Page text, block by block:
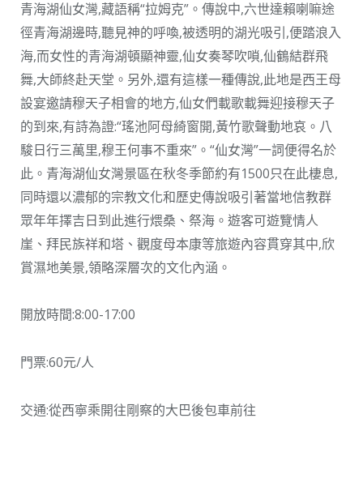
青海湖仙女灣,藏語稱“拉姆克”。傳說中,六世達賴喇嘛途
徑青海湖邊時,聽見神的呼喚,被透明的湖光吸引,便踏浪入
海,而女性的青海湖頓顯神靈,仙女奏琴吹嗩,仙鶴結群飛
舞,大師終赴天堂。另外,還有這樣一種傳說,此地是西王母
設宴邀請穆天子相會的地方,仙女們載歌載舞迎接穆天子
的到來,有詩為證:“瑤池阿母綺窗開,黃竹歌聲動地哀。八
駿日行三萬里,穆王何事不重來”。“仙女灣”一詞便得名於
此。青海湖仙女灣景區在秋冬季節約有1500只在此棲息,
同時還以濃郁的宗教文化和歷史傳說吸引著當地信教群
眾年年擇吉日到此進行煨桑、祭海。遊客可遊覽情人
崖、拜民族祥和塔、觀度母本康等旅遊內容貫穿其中,欣
賞濕地美景,領略深層次的文化內涵。
開放時間:8:00-17:00
門票:60元/人
交通:從西寧乘開往剛察的大巴後包車前往